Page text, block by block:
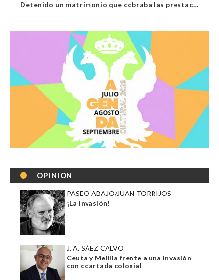
Detenido un matrimonio que cobraba las prestaciones de ilegales en Almería, Granada, Málaga, Huelva y Murcia
OPINIÓN
PASEO ABAJO/JUAN TORRIJOS
¡La invasión!
J. A. SÁEZ CALVO
Ceuta y Melilla frente a una invasión
con coartada colonial